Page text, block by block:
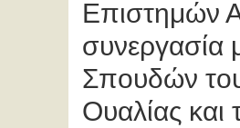
Επιστημών
συνεργασία
Σπουδών
Ουαλίας και